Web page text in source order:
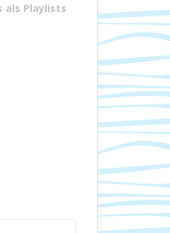
als Playlists